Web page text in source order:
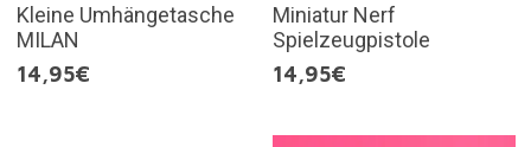
Kleine Umhängetasche
MILAN
14,95€
Miniatur Nerf
Spielzeugpistole
14,95€